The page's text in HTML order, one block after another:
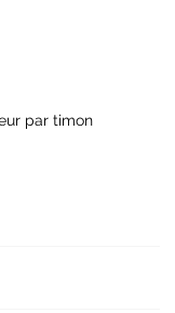
par timon